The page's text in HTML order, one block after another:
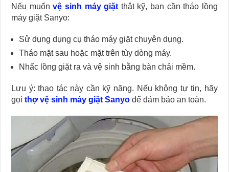
Nếu muốn vệ sinh máy giặt thật kỹ, bạn cần tháo lồng
máy giặt Sanyo:
Sử dụng dụng cụ tháo máy giặt chuyên dụng.
Tháo mặt sau hoặc mặt trên tùy dòng máy.
Nhấc lồng giặt ra và vệ sinh bằng bàn chải mềm.
Lưu ý: thao tác này cần kỹ năng. Nếu không tự tin, hãy
gọithợ vệ sinh máy giặt Sanyo để đảm bảo an toàn.